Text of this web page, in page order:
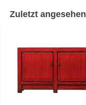
Zuletzt angesehen